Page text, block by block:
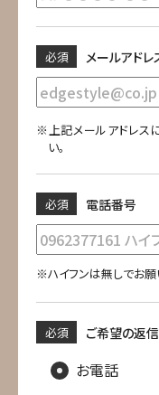
メールアドレ
必須
※上記メールアドレス
い。
電話番号
必須
※ハイフンは無しでお願
ご希望の返
必須
お電話